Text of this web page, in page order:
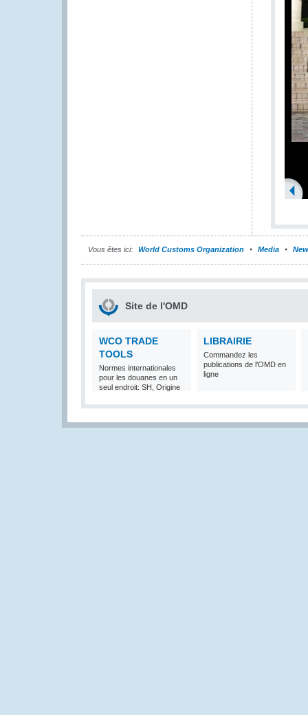
Vous êtes ici: World Customs Organization Media
Site de l'OMD
WCO TRADE
TOOLS
Normes internationales
pour les douanes en un
seul endroit: SH, Origine
LIBRAIRIE
Commandez les
publications de l'OMD en
ligne